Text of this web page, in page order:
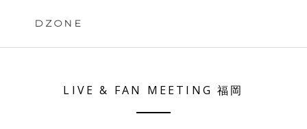
DZONE
LIVE & FAN MEETING 福岡